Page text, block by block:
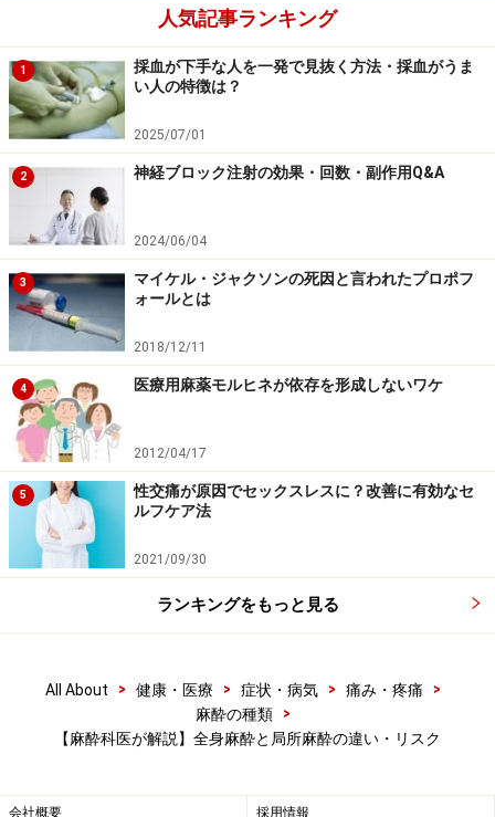
全身麻酔の副作用と合併症のリスク
麻酔の副作用には吐き気・嘔吐、めまい、ふらつき、頭痛が
よく起こります
日本麻酔科学会が行った1999～2001年度麻酔関連偶発症
例調査結果によると、麻酔が原因で死亡する割合は22万
症例に1例。麻酔専門医が適切な管理下に全身麻酔を行
えば、麻酔は極めて安全です。「麻酔は怖い」「麻酔か
ら目が覚めなかったらどうしよう」と心配されるのは、
麻酔そのものが良くわからないからでしょう。実は、麻
酔の副作用はほとんどが軽微で一過性のものであり、手
術後48時間以内にほぼ解決します。
【全身麻酔の軽い合併症】
もっとも発生頻度が高い合併症は、喉の痛み、声のかす
れ、頭痛、吐き気、めまい、腰痛、眼の違和感、手術後
の震えなどです。
■喉や声の異常、頭痛、吐き気、めまい
喉や声の異常は、全身麻酔中に口から気管に向かって挿
痛みや声のかすれとして起こります。頭痛、吐き気、め
人気記事ランキング
1
採血が下手な人を一発で見抜く方法・採血がうま
い人の特徴は？
2025/07/01
2 神経ブロック注射の効果・回数・副作用Q&A
2024/06/04
3
マイケル・ジャクソンの死因と言われたプロポフ
ォールとは
2018/12/11
4 医療用麻薬モルヒネが依存を形成しないワケ
2012/04/17
5
性交痛が原因でセックスレスに？改善に有効なセ
ルフケア法
2021/09/30
ランキングをもっと見る
All About > 健康・医療 > 症状・病気 > 痛み・疼痛
>
麻酔の種類
>
【麻酔科医が解説】全身麻酔と局所麻酔の違い・リスク
会社概要 採用情報